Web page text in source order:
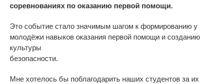
соревнованиях по оказанию первой помощи.
Это событие стало значимым шагом к формированию у
молодёжи навыков оказания первой помощи и созданию
культуры
безопасности.
Мне хотелось бы поблагодарить наших студентов за их